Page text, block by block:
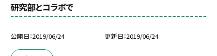
研究部とコラボで
公開日 2019/06/24 更新日 2019/06/24